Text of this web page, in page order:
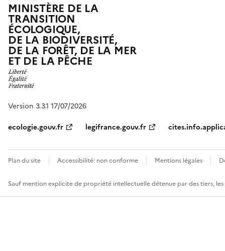
MINISTÈRE DE LA
TRANSITION
ÉCOLOGIQUE,
DE LA BIODIVERSITÉ,
DE LA FORÊT, DE LA MER
ET DE LA PÊCHE
Version 3.3.1 17/07/2026
ecologie.gouv.fr
legifrance.gouv.fr
Plan du site Accessibilité: non conforme Mentions légales
Sauf mention explicite de propriété intellectuelle détenue par des tiers,